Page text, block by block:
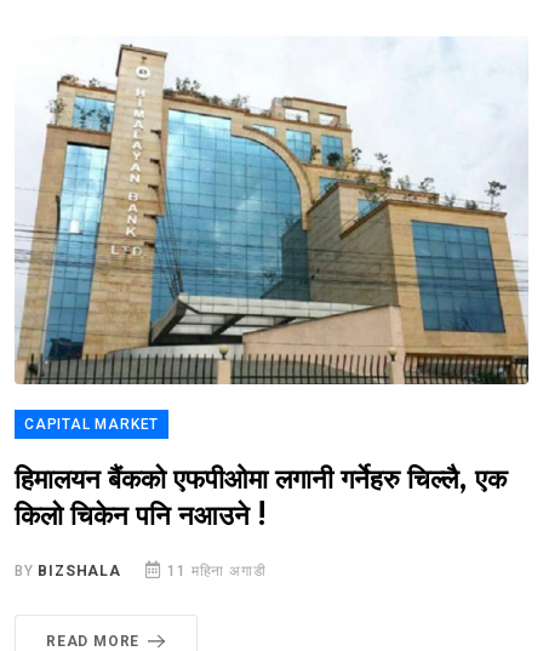
CAPITAL MARKET
हिमालयन बैंकको एफपीओमा लगानी गर्नेहरु चिल्लै, एक
किलो चिकेन पनि नआउने !
BY BIZSHALA 11 महिना अगाडी
READ MORE